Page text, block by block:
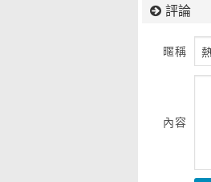
評論
暱稱
內容